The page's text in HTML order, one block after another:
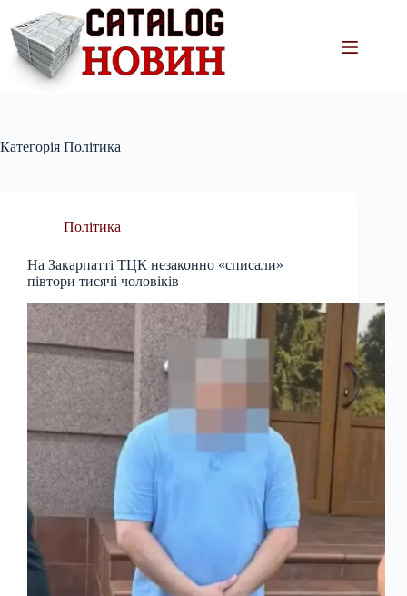
вмісту
Категорія Політика
Політика
На Закарпатті ТЦК незаконно «списали»
півтори тисячі чоловіків